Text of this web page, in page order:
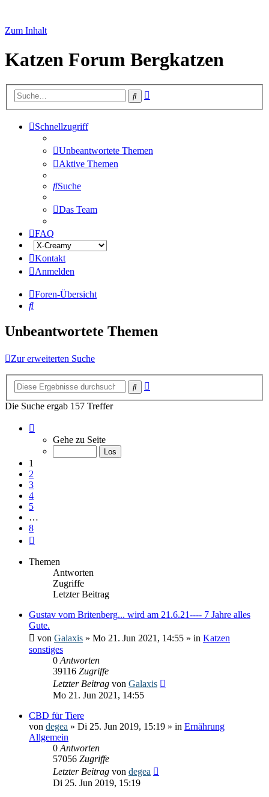
Zum Inhalt
Katzen Forum Bergkatzen
Suche
Schnellzugriff
Unbeantwortete Themen
Aktive Themen
Suche
Das Team
FAQ
Kontakt
Anmelden
Foren-Übersicht
Suche
Unbeantwortete Themen
Zur erweiterten Suche
Suche
Die Suche ergab 157 Treffer
von
Gehe zu Seite
1
2
3
4
5
…
8
Themen
Antworten
Zugriffe
Letzter Beitrag
Gustav vom Britenberg... wird am 21.6.21---- 7 Jahre alles
Gute.
von Galaxis » Mo 21. Jun 2021, 14:55 » in Katzen
sonstiges
0 Antworten
39116 Zugriffe
Letzter Beitrag von Galaxis
Mo 21. Jun 2021, 14:55
CBD für Tiere
von degea » Di 25. Jun 2019, 15:19 » in Ernährung
Allgemein
0 Antworten
57056 Zugriffe
Letzter Beitrag von degea
Di 25. Jun 2019, 15:19